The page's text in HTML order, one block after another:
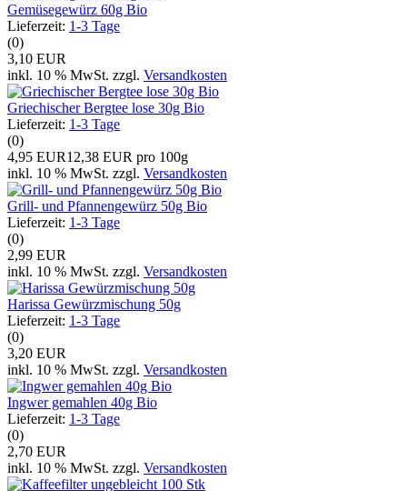
Gemüsegewürz 60g Bio
Lieferzeit: 1-3 Tage
(0)
3,10 EUR
inkl. 10 % MwSt. zzgl. Versandkosten
Griechischer Bergtee lose 30g Bio
Lieferzeit: 1-3 Tage
(0)
4,95 EUR12,38 EUR pro 100g
inkl. 10 % MwSt. zzgl. Versandkosten
Grill- und Pfannengewürz 50g Bio
Lieferzeit: 1-3 Tage
(0)
2,99 EUR
inkl. 10 % MwSt. zzgl. Versandkosten
Harissa Gewürzmischung 50g
Lieferzeit: 1-3 Tage
(0)
3,20 EUR
inkl. 10 % MwSt. zzgl. Versandkosten
Ingwer gemahlen 40g Bio
Lieferzeit: 1-3 Tage
(0)
2,70 EUR
inkl. 10 % MwSt. zzgl. Versandkosten